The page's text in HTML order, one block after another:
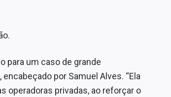
para um caso de grande
por Samuel Alves. “Ela
operadoras privadas, ao reforçar o